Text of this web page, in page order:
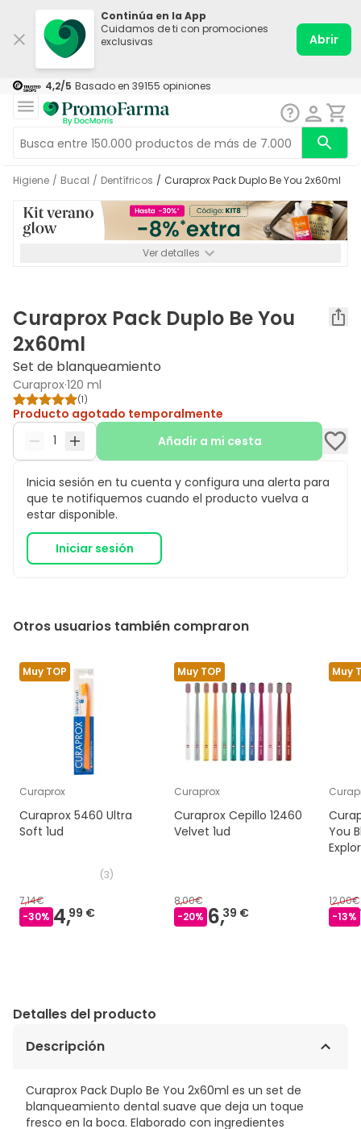
Continúa en la App
Cuidamos de ti con promociones
exclusivas
Abrir
4,2/5 Basado en 39155 opiniones
Higiene / Bucal / Dentífricos / Curaprox Pack Duplo Be You 2x60ml
Ver detalles
Curaprox Pack Duplo Be You
2x60ml
Set de blanqueamiento
Curaprox·120 ml
(1)
Producto agotado temporalmente
Añadir a mi cesta
Inicia sesión en tu cuenta y configura una alerta para
que te notifiquemos cuando el producto vuelva a
estar disponible.
Iniciar sesión
Otros usuarios también compraron
Muy TOP
Curaprox
Curaprox 5460 Ultra
Soft 1ud
(3)
7,14€
-30% 4,99 €
Muy TOP
Curaprox
Curaprox Cepillo 12460
Velvet 1ud
8,00€
-20% 6,39 €
Muy
You
12,00€
-13%
Detalles del producto
Descripción
Curaprox Pack Duplo Be You 2x60ml es un set de
blanqueamiento dental suave que deja un toque
fresco en la boca. Elaborado con ingredientes